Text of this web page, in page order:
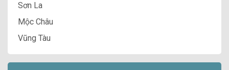
Sơn La
Mộc Châu
Vũng Tàu